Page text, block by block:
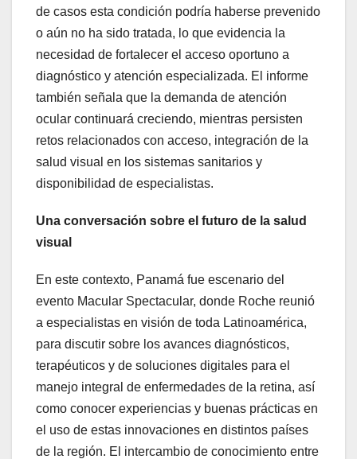
de casos esta condición podría haberse prevenido
o aún no ha sido tratada, lo que evidencia la
necesidad de fortalecer el acceso oportuno a
diagnóstico y atención especializada. El informe
también señala que la demanda de atención
ocular continuará creciendo, mientras persisten
retos relacionados con acceso, integración de la
salud visual en los sistemas sanitarios y
disponibilidad de especialistas.
Una conversación sobre el futuro de la salud
visual
En este contexto, Panamá fue escenario del
evento Macular Spectacular, donde Roche reunió
a especialistas en visión de toda Latinoamérica,
para discutir sobre los avances diagnósticos,
terapéuticos y de soluciones digitales para el
manejo integral de enfermedades de la retina, así
como conocer experiencias y buenas prácticas en
el uso de estas innovaciones en distintos países
de la región. El intercambio de conocimiento entre